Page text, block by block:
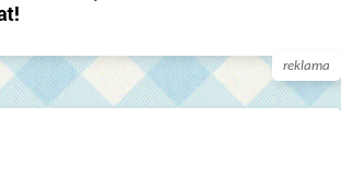
reklama